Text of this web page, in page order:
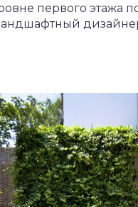
первого этажа